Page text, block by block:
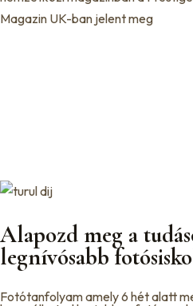
Alapozd meg a
legnívósabb
Fotótanfolyam amely 6 hét alatt